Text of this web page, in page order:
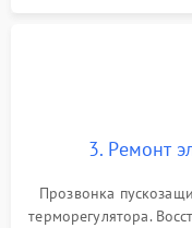
3. Ремонт
Прозвонка
терморегулятора.